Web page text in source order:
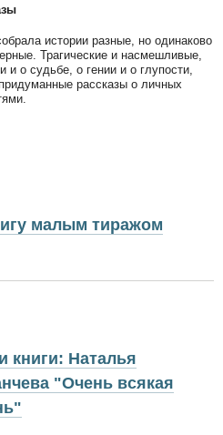
истории разные, но одинаково
Трагические и насмешливые,
и о судьбе, о гении и о глупости,
рассказы о личных
малым тиражом
книги: Наталья
"Очень всякая